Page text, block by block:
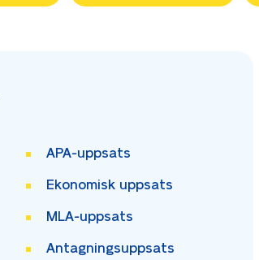
APA-uppsats
Ekonomisk uppsats
MLA-uppsats
Antagningsuppsats